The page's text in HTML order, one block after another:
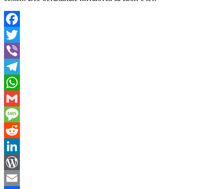
Facebook
Twitter
Viber
Telegram
WhatsApp
Gmail
Message
Reddit
LinkedIn
WordPress